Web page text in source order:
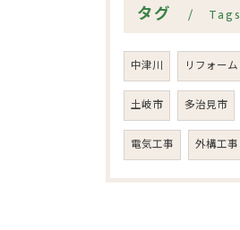
タグ Tags
中津川 リフォーム
土岐市 多治見市
電気工事 外構工事